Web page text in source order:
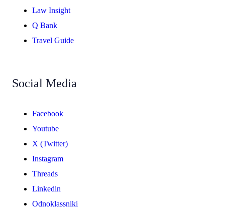
Law Insight
Q Bank
Travel Guide
Social Media
Facebook
Youtube
X (Twitter)
Instagram
Threads
Linkedin
Odnoklassniki